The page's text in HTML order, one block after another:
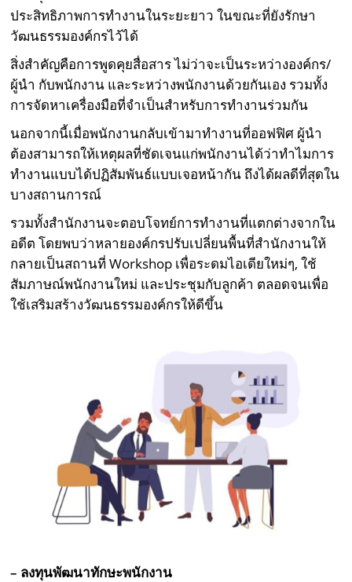
ประสิทธิภาพการทำงานในระยะยาว ในขณะที่ยังรักษา
วัฒนธรรมองค์กรไว้ได้
สิ่งสำคัญคือการพูดคุยสื่อสาร ไม่ว่าจะเป็นระหว่างองค์กร/
ผู้นำ กับพนักงาน และระหว่างพนักงานด้วยกันเอง รวมทั้ง
การจัดหาเครื่องมือที่จำเป็นสำหรับการทำงานร่วมกัน
นอกจากนี้เมื่อพนักงานกลับเข้ามาทำงานที่ออฟฟิศ ผู้นำ
ต้องสามารถให้เหตุผลที่ชัดเจนแก่พนักงานได้ว่าทำไมการ
ทำงานแบบได้ปฏิสัมพันธ์แบบเจอหน้ากัน ถึงได้ผลดีที่สุดใน
บางสถานการณ์
รวมทั้งสำนักงานจะตอบโจทย์การทำงานที่แตกต่างจากใน
อดีต โดยพบว่าหลายองค์กรปรับเปลี่ยนพื้นที่สำนักงานให้
กลายเป็นสถานที่ Workshop เพื่อระดมไอเดียใหม่ๆ, ใช้
สัมภาษณ์พนักงานใหม่ และประชุมกับลูกค้า ตลอดจนเพื่อ
ใช้เสริมสร้างวัฒนธรรมองค์กรให้ดีขึ้น
– ลงทุนพัฒนาทักษะพนักงาน